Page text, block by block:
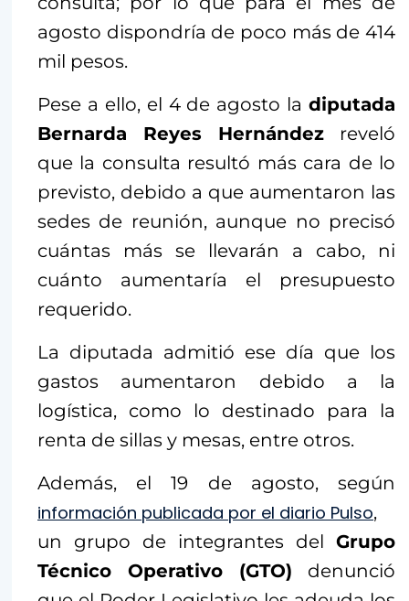
agosto dispondría de poco más de 414
mil pesos.
Pese a ello, el 4 de agosto la diputada
Bernarda Reyes Hernández reveló
que la consulta resultó más cara de lo
previsto, debido a que aumentaron las
sedes de reunión, aunque no precisó
cuántas más se llevarán a cabo, ni
cuánto aumentaría el presupuesto
requerido.
La diputada admitió ese día que los
gastos aumentaron debido a la
logística, como lo destinado para la
renta de sillas y mesas, entre otros.
Además, el 19 de agosto, según
información publicada por el diario Pulso,
un grupo de integrantes del Grupo
Técnico Operativo (GTO) denunció